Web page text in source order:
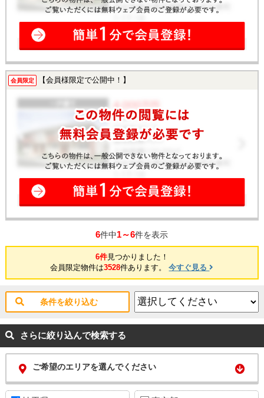
会員限定 【会員様限定で公開中！】
6件中1～6件を表示
6件見つかりました！
会員限定物件は3528件あります。今すぐ見る
条件を絞り込む
さらに絞り込んで検索する
ご希望のエリアを選んでください